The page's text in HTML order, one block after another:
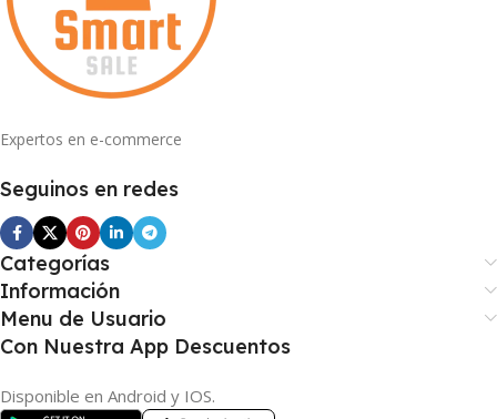
Expertos en e-commerce
Seguinos en redes
Categorías
Información
Menu de Usuario
Con Nuestra App Descuentos
Disponible en Android y IOS.